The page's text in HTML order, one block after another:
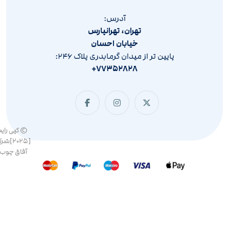
آدرس:
تهران، تهرانپارس
خیابان احسان
پایین تر از میدان گرمابدری پلاک ۲۴۶:
۷۷۳۵۲۸۲۸+
© کپی
آفاق